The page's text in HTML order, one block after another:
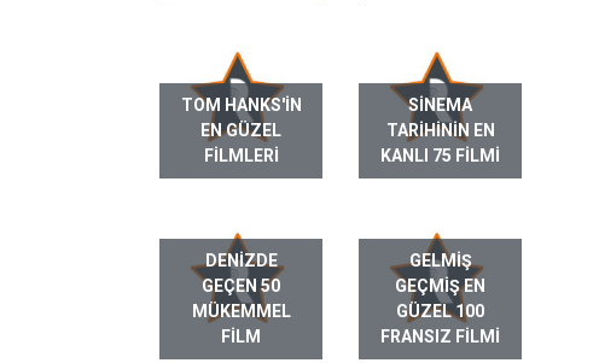
TOM HANKS'IN
EN GÜZEL
FILMLERI
SINEMA
TARIHININ EN
KANLI 75 FILMI
DENIZDE
GEÇEN 50
MÜKEMMEL
FILM
GELMIŞ
GEÇMIŞ EN
GÜZEL 100
FRANSIZ FILMI